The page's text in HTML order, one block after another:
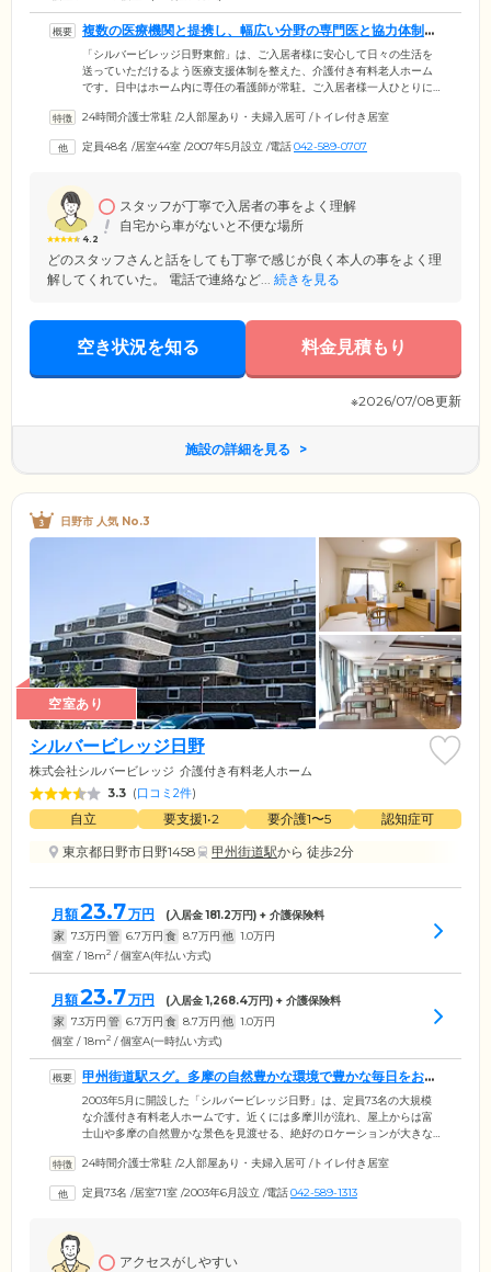
複数の医療機関と提携し、幅広い分野の専門医と協力体制を
敷いています
「シルバービレッジ日野東館」は、ご入居者様に安心して日々の生活を
送っていただけるよう医療支援体制を整えた、介護付き有料老人ホーム
です。日中はホーム内に専任の看護師が常駐。ご入居者様一人ひとりに
関と提携することで、救急医療、診療医療、リハビリテーション、歯科
状態に応じてそれぞれの専門医と連携をとり、健康管理を行っていま
ください。
24時間介護士常駐 /2人部屋あり・夫婦入居可 /トイレ付き居室
定員48名 /居室44室 /2007年5月設立 /電話042-589-0707
4.2
スタッフが丁寧で入居者の事をよく理解
自宅から車がないと不便な場所
どのスタッフさんと話をしても丁寧で感じが良く本人の事をよく理
解してくれていた。 電話で連絡など... 続きを見る
空き状況を知る 料金見積もり
※2026/07/08更新
施設の詳細を見る
日野市 人気 No.3
空室あり
シルバービレッジ日野
株式会社シルバービレッジ 介護付き有料老人ホーム
3.3 (口コミ2件)
自立 要支援1•2 要介護1〜5
認知症可
東京都日野市日野1458
甲州街道駅から 徒歩2分
月額23.7万円 (入居金181.2万円) + 介護保険料
家 7.3万円 管 6.7万円 食 8.7万円 他 1.0万円
個室 / 18m2 / 個室A(年払い方式)
月額23.7万円 (入居金1,268.4万円) + 介護保険料
家 7.3万円 管 6.7万円 食 8.7万円 他 1.0万円
個室 / 18m2 / 個室A(一時払い方式)
甲州街道駅スグ。多摩の自然豊かな環境で豊かな毎日をお過
ごしください
2003年5月に開設した「シルバービレッジ日野」は、定員73名の大規模
な介護付き有料老人ホームです。近くには多摩川が流れ、屋上からは富
士山や多摩の自然豊かな景色を見渡せる、絶好のロケーションが大きな
護師は日中常駐しており、ご入居者様の健康管理・服薬管理を対応。訪
医療など、万全の医療支援体制を整えています。ご入居者様の生活動作
24時間介護士常駐 /2人部屋あり・夫婦入居可 /トイレ付き居室
定員73名 /居室71室 /2003年6月設立 /電話042-589-1313
アクセスがしやすい